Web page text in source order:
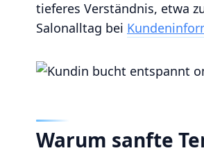
tieferes Verständnis, etwa
Salonalltag bei
Warum sanfte